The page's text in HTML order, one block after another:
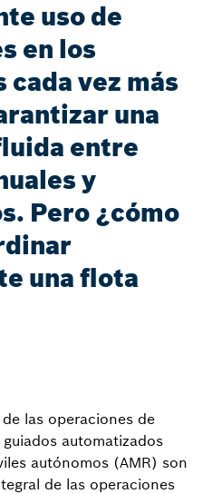
uso de
en los
cada vez más
una
entre
y
Pero ¿cómo
una flota
las operaciones de
automatizados
autónomos (AMR) son
de las operaciones